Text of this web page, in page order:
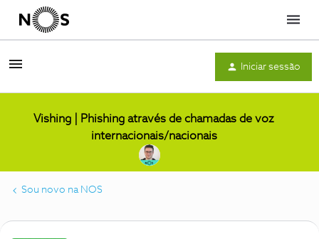
Menu
Iniciar sessão
Vishing | Phishing através de chamadas de voz
internacionais/nacionais
Sou novo na NOS